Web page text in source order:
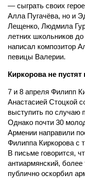
— сыграть своих
Алла Пугачёва, но и
Лещенко, Людмила
летних школьников
написал композитор
певицы Валерии.
Киркорова не
7 и 8 апреля Филипп
Анастасией Стоцкой
выступить по случаю
Однако почти 30
Армении направили
Филиппа Киркорова с
В письме говорится,
антиармянский, более
публично оскорбил